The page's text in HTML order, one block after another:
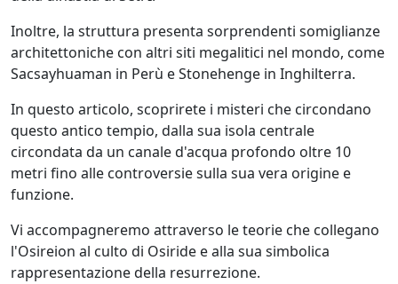
Inoltre, la struttura presenta sorprendenti somiglianze
architettoniche con altri siti megalitici nel mondo, come
Sacsayhuaman in Perù e Stonehenge in Inghilterra.
In questo articolo, scoprirete i misteri che circondano
questo antico tempio, dalla sua isola centrale
circondata da un canale d'acqua profondo oltre 10
metri fino alle controversie sulla sua vera origine e
funzione.
Vi accompagneremo attraverso le teorie che collegano
l'Osireion al culto di Osiride e alla sua simbolica
rappresentazione della resurrezione.